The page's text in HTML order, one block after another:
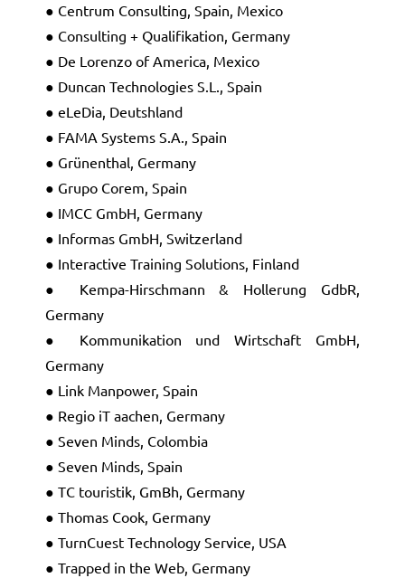
● Centrum Consulting, Spain, Mexico
● Consulting + Qualifikation, Germany
● De Lorenzo of America, Mexico
● Duncan Technologies S.L., Spain
● eLeDia, Deutshland
● FAMA Systems S.A., Spain
● Grünenthal, Germany
● Grupo Corem, Spain
● IMCC GmbH, Germany
● Informas GmbH, Switzerland
● Interactive Training Solutions, Finland
● Kempa-Hirschmann & Hollerung GdbR,
Germany
● Kommunikation und Wirtschaft GmbH,
Germany
● Link Manpower, Spain
● Regio iT aachen, Germany
● Seven Minds, Colombia
● Seven Minds, Spain
● TC touristik, GmBh, Germany
● Thomas Cook, Germany
● TurnCuest Technology Service, USA
● Trapped in the Web, Germany